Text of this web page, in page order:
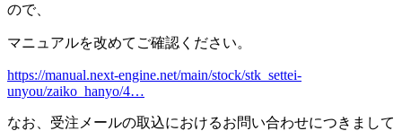
ので、
マニュアルを改めてご確認ください。
https://manual.next-engine.net/main/stock/stk_settei-
unyou/zaiko_hanyo/4…
なお、受注メールの取込におけるお問い合わせにつきまして